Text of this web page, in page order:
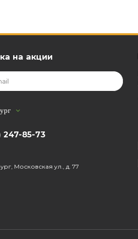
на акции
247-85-73
Московская ул., д. 77